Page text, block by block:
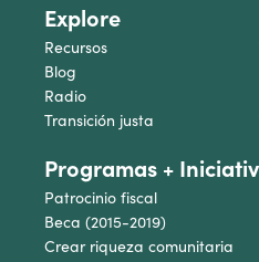
Explore
Recursos
Blog
Radio
Transición justa
Programas +
Patrocinio fiscal
Beca (2015-2019)
Crear riqueza comunitaria